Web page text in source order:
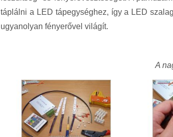
táplálni a LED tápegységhez, így a LED
ugyanolyan fényerővel világít.
A